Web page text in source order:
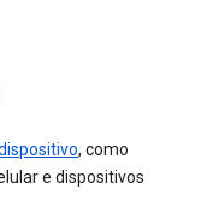
, como
e dispositivos